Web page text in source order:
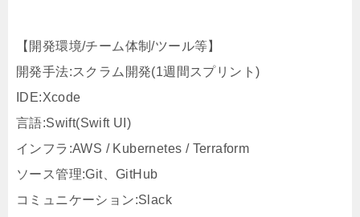
【開発環境/チーム体制/ツール等】
開発手法:スクラム開発(1週間スプリント)
IDE:Xcode
言語:Swift(Swift UI)
インフラ:AWS / Kubernetes / Terraform
ソース管理:Git、GitHub
コミュニケーション:Slack